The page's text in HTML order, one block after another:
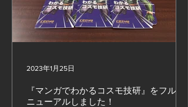
『マンガでわかるコスモ技研』をフルリ
ニューアルしました！
2023年1月25日